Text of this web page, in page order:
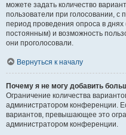
можете задать количество
пользователи при голосовании,
период проведения опроса в днях
постоянным) и возможность
они проголосовали.
Вернуться к началу
Почему я не могу добавить
Ограничение количества
администратором конференции.
вариантов, превышающее это
администратором конференции.